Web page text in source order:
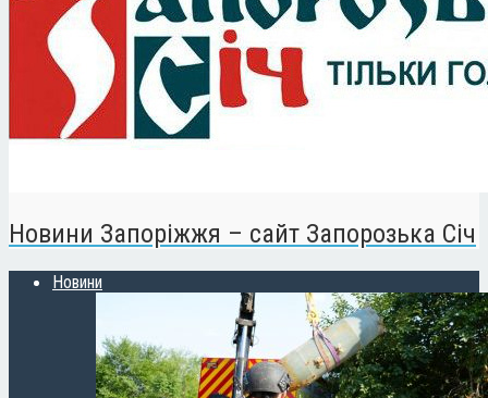
Новини Запоріжжя – сайт Запорозька Січ
Новини